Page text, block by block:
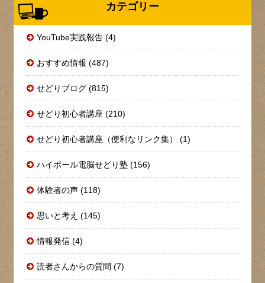
カテゴリー
YouTube実践報告 (4)
おすすめ情報 (487)
せどりブログ (815)
せどり初心者講座 (210)
せどり初心者講座（便利なリンク集） (1)
ハイボール電脳せどり塾 (156)
体験者の声 (118)
思いと考え (145)
情報発信 (4)
読者さんからの質問 (7)